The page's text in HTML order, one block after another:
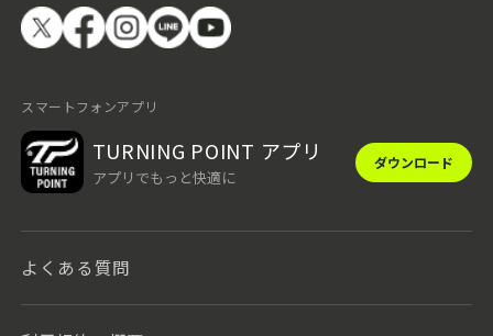
スマートフォンアプリ
TURNING POINT アプリ
アプリでもっと快適に
ダウンロード
よくある質問